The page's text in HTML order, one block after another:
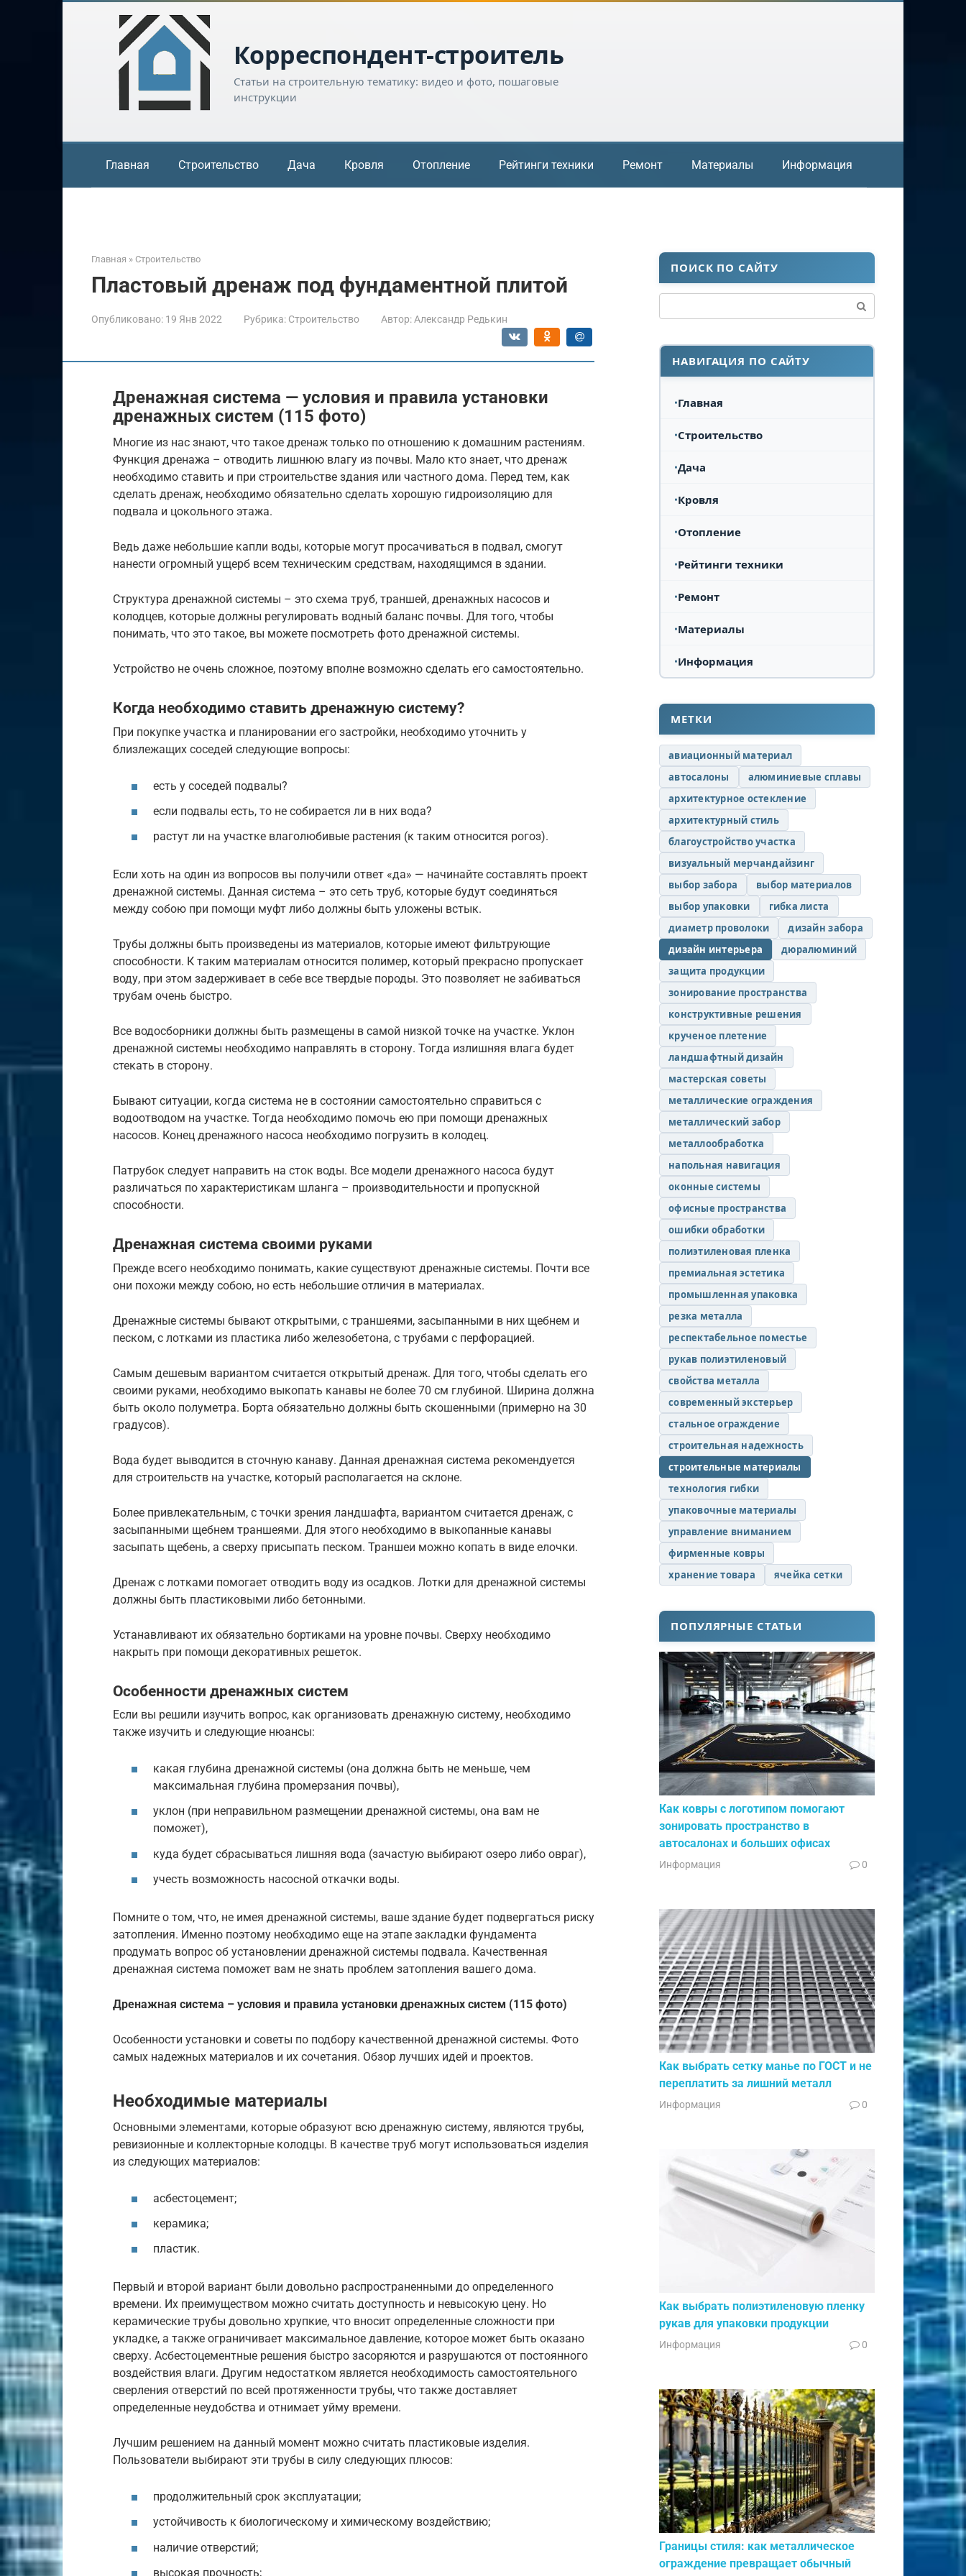
Корреспондент-строитель
Статьи на строительную тематику: видео и фото, пошаговые
инструкции
Главная Строительство Дача Кровля Отопление Рейтинги техники Ремонт Материалы Информация
Главная » Строительство
Пластовый дренаж под фундаментной плитой
Опубликовано: 19 Янв 2022 Рубрика: Строительство Автор: Александр Редькин
Дренажная система — условия и правила установки
дренажных систем (115 фото)
Многие из нас знают, что такое дренаж только по отношению к домашним растениям.
Функция дренажа – отводить лишнюю влагу из почвы. Мало кто знает, что дренаж
необходимо ставить и при строительстве здания или частного дома. Перед тем, как
сделать дренаж, необходимо обязательно сделать хорошую гидроизоляцию для
подвала и цокольного этажа.
Ведь даже небольшие капли воды, которые могут просачиваться в подвал, смогут
нанести огромный ущерб всем техническим средствам, находящимся в здании.
Структура дренажной системы – это схема труб, траншей, дренажных насосов и
колодцев, которые должны регулировать водный баланс почвы. Для того, чтобы
понимать, что это такое, вы можете посмотреть фото дренажной системы.
Устройство не очень сложное, поэтому вполне возможно сделать его самостоятельно.
Когда необходимо ставить дренажную систему?
При покупке участка и планировании его застройки, необходимо уточнить у
близлежащих соседей следующие вопросы:
есть у соседей подвалы?
если подвалы есть, то не собирается ли в них вода?
растут ли на участке влаголюбивые растения (к таким относится рогоз).
Если хоть на один из вопросов вы получили ответ «да» — начинайте составлять проект
дренажной системы. Данная система – это сеть труб, которые будут соединяться
между собою при помощи муфт либо должны быть уложены встык.
Трубы должны быть произведены из материалов, которые имеют фильтрующие
способности. К таким материалам относится полимер, который прекрасно пропускает
воду, при этом задерживает в себе все твердые породы. Это позволяет не забиваться
трубам очень быстро.
Все водосборники должны быть размещены в самой низкой точке на участке. Уклон
дренажной системы необходимо направлять в сторону. Тогда излишняя влага будет
стекать в сторону.
Бывают ситуации, когда система не в состоянии самостоятельно справиться с
водоотводом на участке. Тогда необходимо помочь ею при помощи дренажных
насосов. Конец дренажного насоса необходимо погрузить в колодец.
Патрубок следует направить на сток воды. Все модели дренажного насоса будут
различаться по характеристикам шланга – производительности и пропускной
способности.
Дренажная система своими руками
Прежде всего необходимо понимать, какие существуют дренажные системы. Почти все
они похожи между собою, но есть небольшие отличия в материалах.
Дренажные системы бывают открытыми, с траншеями, засыпанными в них щебнем и
песком, с лотками из пластика либо железобетона, с трубами с перфорацией.
Самым дешевым вариантом считается открытый дренаж. Для того, чтобы сделать его
своими руками, необходимо выкопать канавы не более 70 см глубиной. Ширина должна
быть около полуметра. Борта обязательно должны быть скошенными (примерно на 30
градусов).
Вода будет выводится в сточную канаву. Данная дренажная система рекомендуется
для строительств на участке, который располагается на склоне.
Более привлекательным, с точки зрения ландшафта, вариантом считается дренаж, с
засыпанными щебнем траншеями. Для этого необходимо в выкопанные канавы
засыпать щебень, а сверху присыпать песком. Траншеи можно копать в виде елочки.
Дренаж с лотками помогает отводить воду из осадков. Лотки для дренажной системы
должны быть пластиковыми либо бетонными.
Устанавливают их обязательно бортиками на уровне почвы. Сверху необходимо
накрыть при помощи декоративных решеток.
Особенности дренажных систем
Если вы решили изучить вопрос, как организовать дренажную систему, необходимо
также изучить и следующие нюансы:
какая глубина дренажной системы (она должна быть не меньше, чем
максимальная глубина промерзания почвы),
уклон (при неправильном размещении дренажной системы, она вам не
поможет),
куда будет сбрасываться лишняя вода (зачастую выбирают озеро либо овраг),
учесть возможность насосной откачки воды.
Помните о том, что, не имея дренажной системы, ваше здание будет подвергаться риску
затопления. Именно поэтому необходимо еще на этапе закладки фундамента
продумать вопрос об установлении дренажной системы подвала. Качественная
дренажная система поможет вам не знать проблем затопления вашего дома.
Дренажная система – условия и правила установки дренажных систем (115 фото)
Особенности установки и советы по подбору качественной дренажной системы. Фото
самых надежных материалов и их сочетания. Обзор лучших идей и проектов.
Необходимые материалы
Основными элементами, которые образуют всю дренажную систему, являются трубы,
ревизионные и коллекторные колодцы. В качестве труб могут использоваться изделия
из следующих материалов:
асбестоцемент;
керамика;
пластик.
Первый и второй вариант были довольно распространенными до определенного
времени. Их преимуществом можно считать доступность и невысокую цену. Но
керамические трубы довольно хрупкие, что вносит определенные сложности при
укладке, а также ограничивает максимальное давление, которое может быть оказано
сверху. Асбестоцементные решения быстро засоряются и разрушаются от постоянного
воздействия влаги. Другим недостатком является необходимость самостоятельного
сверления отверстий по всей протяженности трубы, что также доставляет
определенные неудобства и отнимает уйму времени.
Лучшим решением на данный момент можно считать пластиковые изделия.
Пользователи выбирают эти трубы в силу следующих плюсов:
продолжительный срок эксплуатации;
устойчивость к биологическому и химическому воздействию;
наличие отверстий;
высокая прочность;
ПОИСК ПО САЙТУ
НАВИГАЦИЯ ПО САЙТУ
Главная
Строительство
Дача
Кровля
Отопление
Рейтинги техники
Ремонт
Материалы
Информация
МЕТКИ
авиационный материал
автосалоны
алюминиевые сплавы
архитектурное остекление
архитектурный стиль
благоустройство участка
визуальный мерчандайзинг
выбор забора
выбор материалов
выбор упаковки
гибка листа
диаметр проволоки
дизайн забора
дизайн интерьера
дюралюминий
защита продукции
зонирование пространства
конструктивные решения
крученое плетение
ландшафтный дизайн
мастерская советы
металлические ограждения
металлический забор
металлообработка
напольная навигация
оконные системы
офисные пространства
ошибки обработки
полиэтиленовая пленка
премиальная эстетика
промышленная упаковка
резка металла
респектабельное поместье
рукав полиэтиленовый
свойства металла
современный экстерьер
стальное ограждение
строительная надежность
строительные материалы
технология гибки
упаковочные материалы
управление вниманием
фирменные ковры
хранение товара
ячейка сетки
ПОПУЛЯРНЫЕ СТАТЬИ
Как ковры с логотипом помогают
зонировать пространство в
автосалонах и больших офисах
Информация 0
Как выбрать сетку манье по ГОСТ и не
переплатить за лишний металл
Информация 0
Как выбрать полиэтиленовую пленку
рукав для упаковки продукции
Информация 0
Границы стиля: как металлическое
ограждение превращает обычный